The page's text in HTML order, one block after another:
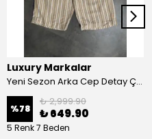
Luxury Markalar
Yeni Sezon Arka Cep Detay Çizgili Keten Şort
%78
₺ 2,999.90
₺ 649.90
5 Renk 7 Beden